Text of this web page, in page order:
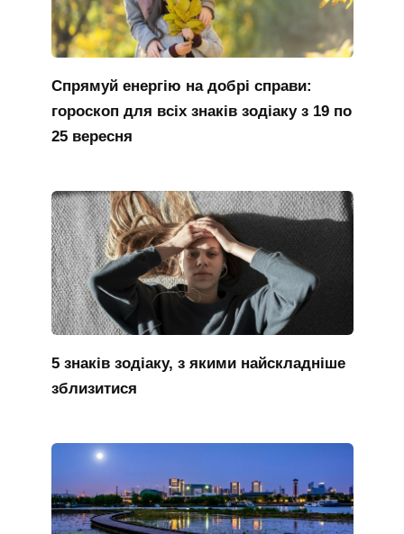
Спрямуй енергію на добрі справи:
гороскоп для всіх знаків зодіаку з 19 по
25 вересня
5 знаків зодіаку, з якими найскладніше
зблизитися